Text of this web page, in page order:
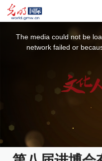
The media could not be
network failed or